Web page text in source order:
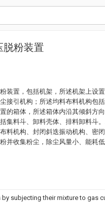
脱粉装置
装置，包括机架，所述机架上设
接引机构；所述均料布料机构包
的箱体，所述箱体内沿其倾斜方
集料斗、卸料壳体、排料卸料斗
料机构、封闭斜迭振动机构、密
并收集粉尘，除尘风量小、能耗
subjecting their mixture to gas